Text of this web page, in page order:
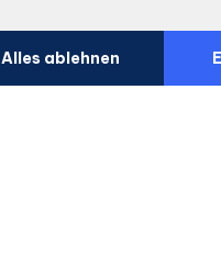
Alles ablehnen